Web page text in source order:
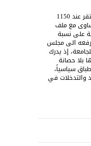
في الحصيلة يبدو أن “التفرغ” استقر عند 1150
إلى 1250 ويتساوى مع ملف
على نسبة
وقد بات رفعه الى مجلس
إذ يدرك
بلا حصانة
سياسياً،
والتدخلات في